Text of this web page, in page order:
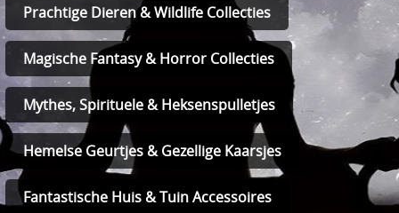
Prachtige Dieren & Wildlife Collecties
Magische Fantasy & Horror Collecties
Mythes, Spirituele & Heksenspulletjes
Hemelse Geurtjes & Gezellige Kaarsjes
Fantastische Huis & Tuin Accessoires